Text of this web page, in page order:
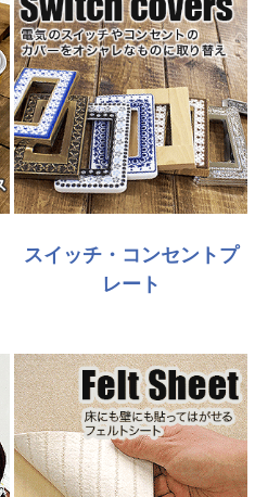
スイッチ・コンセントプ
レート